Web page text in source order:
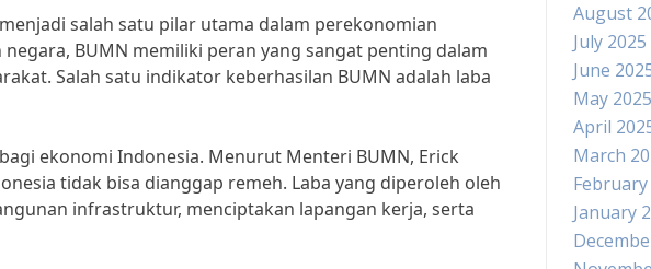
salah satu pilar utama dalam perekonomian
BUMN memiliki peran yang sangat penting dalam
Salah satu indikator keberhasilan BUMN adalah laba
ekonomi Indonesia. Menurut Menteri BUMN, Erick
tidak bisa dianggap remeh. Laba yang diperoleh oleh
infrastruktur, menciptakan lapangan kerja, serta
August
July 2025
June
May 2025
April
March
February
January